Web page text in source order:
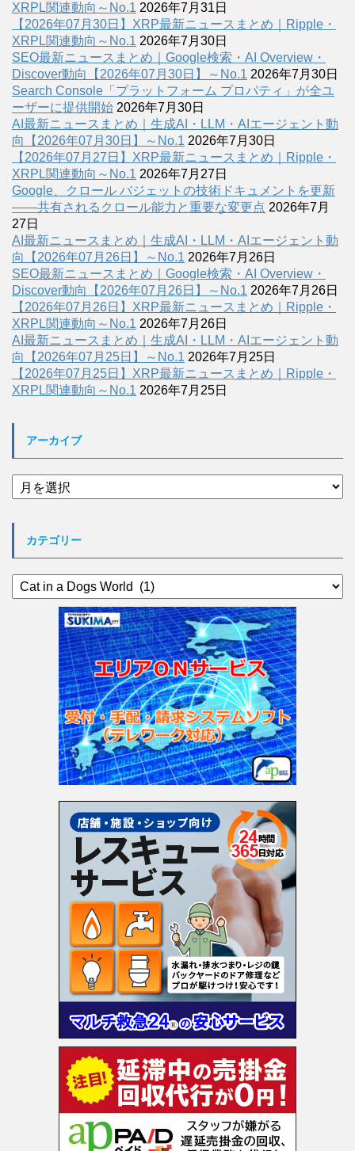
XRPL関連動向～No.1 2026年7月31日
【2026年07月30日】XRP最新ニュースまとめ｜Ripple・
XRPL関連動向～No.1 2026年7月30日
SEO最新ニュースまとめ｜Google検索・AI Overview・
Discover動向【2026年07月30日】～No.1 2026年7月30日
Search Console「プラットフォーム プロパティ」が全ユ
ーザーに提供開始 2026年7月30日
AI最新ニュースまとめ｜生成AI・LLM・AIエージェント動
向【2026年07月30日】～No.1 2026年7月30日
【2026年07月27日】XRP最新ニュースまとめ｜Ripple・
XRPL関連動向～No.1 2026年7月27日
Google、クロール バジェットの技術ドキュメントを更新
――共有されるクロール能力と重要な変更点 2026年7月
27日
AI最新ニュースまとめ｜生成AI・LLM・AIエージェント動
向【2026年07月26日】～No.1 2026年7月26日
SEO最新ニュースまとめ｜Google検索・AI Overview・
Discover動向【2026年07月26日】～No.1 2026年7月26日
【2026年07月26日】XRP最新ニュースまとめ｜Ripple・
XRPL関連動向～No.1 2026年7月26日
AI最新ニュースまとめ｜生成AI・LLM・AIエージェント動
向【2026年07月25日】～No.1 2026年7月25日
【2026年07月25日】XRP最新ニュースまとめ｜Ripple・
XRPL関連動向～No.1 2026年7月25日
アーカイブ
ア
ー
カテゴリー
カ
テ